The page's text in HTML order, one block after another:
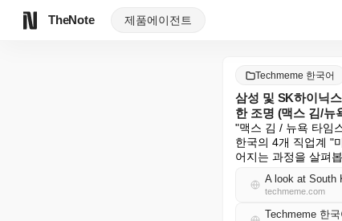
TheNote 제품에이전트
Techmeme 한국어
삼성 및 SK하이닉
한 조명 (맥스 김/뉴
"맥스 김 / 뉴욕 타임
한국의 4개 직업계 "
어지는 과정을 살펴
techmeme.com
Techmeme 한